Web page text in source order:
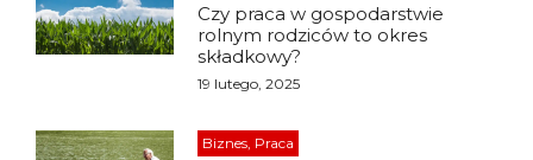
Czy praca w gospodarstwie
rolnym rodziców to okres
składkowy?
19 lutego, 2025
Biznes, Praca